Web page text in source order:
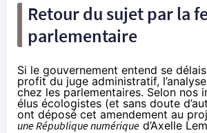
Retour du sujet par la
parlementaire
Si le gouvernement entend se
profit du juge administratif,
chez les parlementaires. Selon nos
élus écologistes (et sans doute
ont déposé cet amendement au
une République numérique d’Axelle